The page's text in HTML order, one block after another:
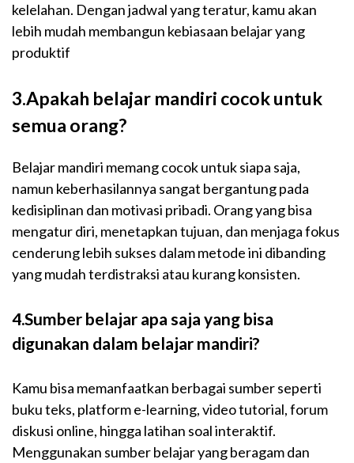
kelelahan. Dengan jadwal yang teratur, kamu akan
lebih mudah membangun kebiasaan belajar yang
produktif
3.Apakah belajar mandiri cocok untuk
semua orang?
Belajar mandiri memang cocok untuk siapa saja,
namun keberhasilannya sangat bergantung pada
kedisiplinan dan motivasi pribadi. Orang yang bisa
mengatur diri, menetapkan tujuan, dan menjaga fokus
cenderung lebih sukses dalam metode ini dibanding
yang mudah terdistraksi atau kurang konsisten.
4.Sumber belajar apa saja yang bisa
digunakan dalam belajar mandiri?
Kamu bisa memanfaatkan berbagai sumber seperti
buku teks, platform e-learning, video tutorial, forum
diskusi online, hingga latihan soal interaktif.
Menggunakan sumber belajar yang beragam dan